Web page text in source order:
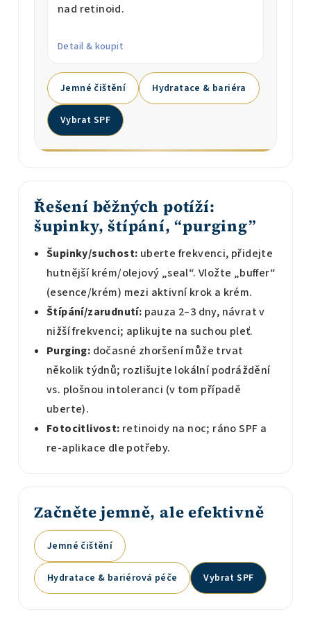
nad retinoid.
Detail & koupit
Jemné čištění Hydratace & bariéra
Vybrat SPF
Řešení běžných potíží:
šupinky, štípání, “purging”
Šupinky/suchost: uberte frekvenci, přidejte
hutnější krém/olejový „seal“. Vložte „buffer“
(esence/krém) mezi aktivní krok a krém.
Štípání/zarudnutí: pauza 2–3 dny, návrat v
nižší frekvenci; aplikujte na suchou pleť.
Purging: dočasné zhoršení může trvat
několik týdnů; rozlišujte lokální podráždění
vs. plošnou intoleranci (v tom případě
uberte).
Fotocitlivost: retinoidy na noc; ráno SPF a
re-aplikace dle potřeby.
Začněte jemně, ale efektivně
Jemné čištění
Hydratace & bariérová péče Vybrat SPF